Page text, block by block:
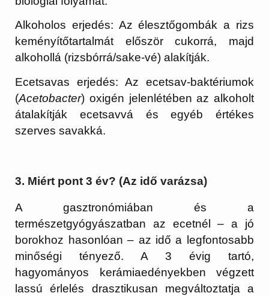
Alkoholos erjedés: Az élesztőgombák a rizs
keményítőtartalmát először cukorrá, majd
alkohollá (rizsbórrá/sake-vé) alakítják.
Ecetsavas erjedés: Az ecetsav-baktériumok
(Acetobacter) oxigén jelenlétében az alkoholt
átalakítják ecetsavvá és egyéb értékes
szerves savakká.
3. Miért pont 3 év? (Az idő varázsa)
A gasztronómiában és a
természetgyógyászatban az ecetnél – a jó
borokhoz hasonlóan – az idő a legfontosabb
minőségi tényező. A 3 évig tartó,
hagyományos kerámiaedényekben végzett
lassú érlelés drasztikusan megváltoztatja a